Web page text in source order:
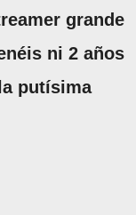
grande
ni 2 años
putísima